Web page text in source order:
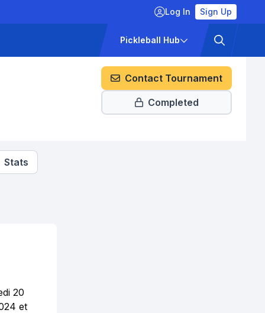
Log In Sign Up
Pickleball Hub
Contact Tournament
Completed
Stats
20
et